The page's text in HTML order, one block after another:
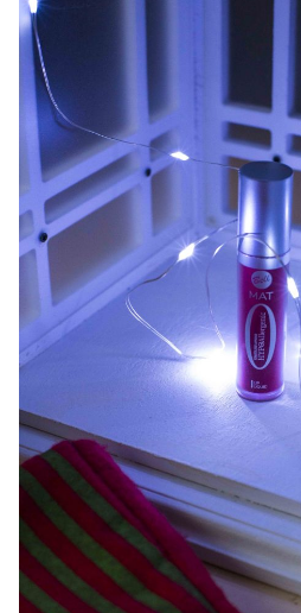
Ультрамодный устойчивый
покрытие, матовый эффект
нанесении. Жидкая формула
точно наносить помаду.
не оставляет на коже